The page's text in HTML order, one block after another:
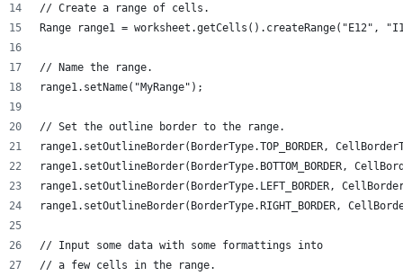
// Create a range of cells.
Range range1 = worksheet.getCells().createRange("E12",
// Name the range.
range1.setName("MyRange");
// Set the outline border to the range.
range1.setOutlineBorder(BorderType.TOP_BORDER,
range1.setOutlineBorder(BorderType.BOTTOM_BORDER,
range1.setOutlineBorder(BorderType.LEFT_BORDER,
range1.setOutlineBorder(BorderType.RIGHT_BORDER,
// Input some data with some formattings into
// a few cells in the range.